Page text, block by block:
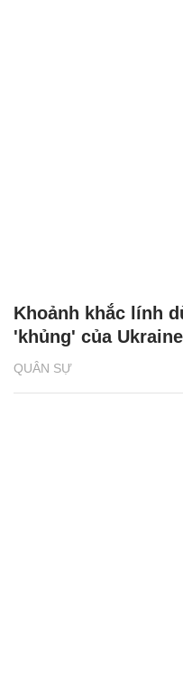
QUÂN SỰ
Khoảnh khắc lính
'khủng' của Ukraine